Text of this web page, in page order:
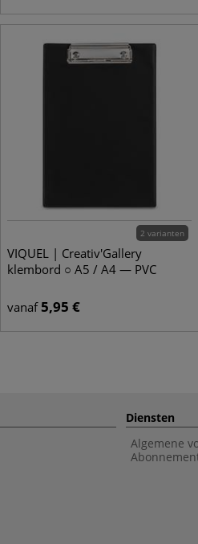
2 varianten
VIQUEL | Creativ'Gallery
klembord ○ A5 / A4 — PVC
vanaf 5,95 €
Diensten
Algemene